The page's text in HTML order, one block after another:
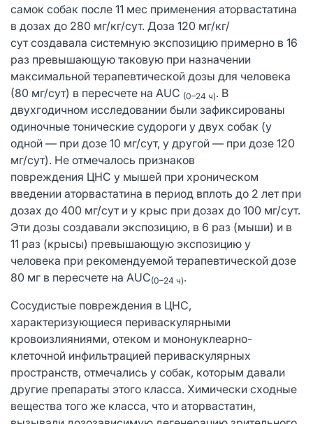
самок собак после 11 мес применения аторвастатина
в дозах до 280 мг/кг/сут. Доза 120 мг/кг/
сут создавала системную экспозицию примерно в 16
раз превышающую таковую при назначении
максимальной терапевтической дозы для человека
(80 мг/сут) в пересчете на AUC (0–24 ч). В
двухгодичном исследовании были зафиксированы
одиночные тонические судороги у двух собак (у
одной — при дозе 10 мг/сут, у другой — при дозе 120
мг/сут). Не отмечалось признаков
повреждения ЦНС у мышей при хроническом
введении аторвастатина в период вплоть до 2 лет при
дозах до 400 мг/сут и у крыс при дозах до 100 мг/сут.
Эти дозы создавали экспозицию, в 6 раз (мыши) и в
11 раз (крысы) превышающую экспозицию у
человека при рекомендуемой терапевтической дозе
80 мг в пересчете на AUC(0–24 ч).
Сосудистые повреждения в ЦНС,
характеризующиеся периваскулярными
кровоизлияниями, отеком и мононуклеарно-
клеточной инфильтрацией периваскулярных
пространств, отмечались у собак, которым давали
другие препараты этого класса. Химически сходные
вещества того же класса, что и аторвастатин,